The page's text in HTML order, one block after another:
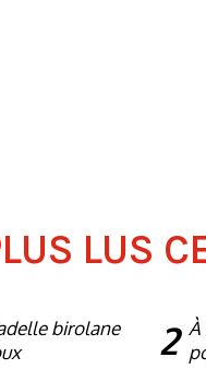
LUS
birolane
2 À